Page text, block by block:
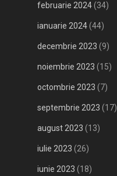
februarie 2024(34)
ianuarie 2024(44)
decembrie 2023 (9)
noiembrie 2023 (15)
octombrie 2023 (7)
septembrie 2023 (17)
august 2023 (13)
iulie 2023 (26)
iunie 2023 (18)